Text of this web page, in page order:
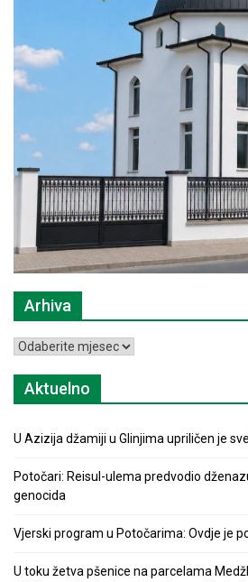
Arhiva
Arhiva
Aktuelno
U Azizija džamiji u Glinjima upriličen je
Potočari: Reisul-ulema predvodio
genocida
Vjerski program u Potočarima: Ovdje je
U toku žetva pšenice na parcelama